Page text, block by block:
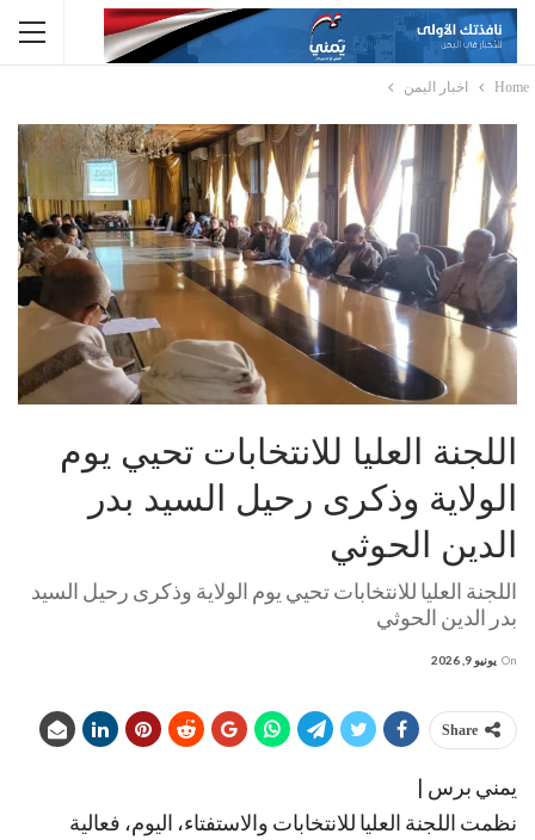
Home اخبار اليمن
اللجنة العليا للانتخابات تحيي يوم
الولاية وذكرى رحيل السيد بدر
الدين الحوثي
اللجنة العليا للانتخابات تحيي يوم الولاية وذكرى رحيل السيد
بدر الدين الحوثي
On يونيو 9, 2026
Share
يمني برس |
نظمت اللجنة العليا للانتخابات والاستفتاء، اليوم، فعالية